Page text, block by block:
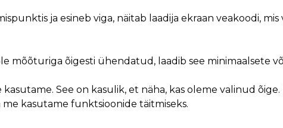
ja esineb viga, näitab laadija ekraan veakoodi, mis
mõõturiga õigesti ühendatud, laadib see minimaalsete
See on kasulik, et näha, kas oleme valinud õige.
kasutame funktsioonide täitmiseks.